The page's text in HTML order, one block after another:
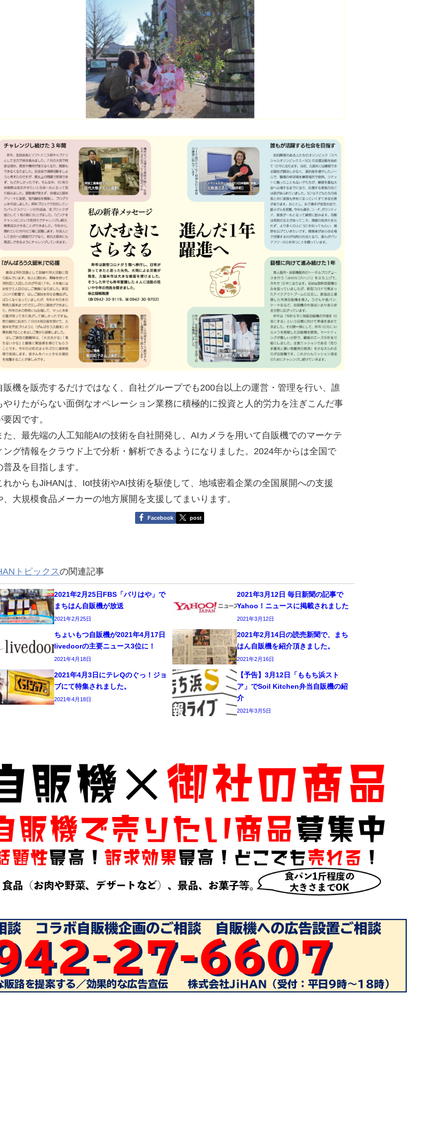
販機を販売するだけではなく、自社グループでも200台以上の運営・管理を行い、誰
やりたがらない面倒なオペレーション業務に積極的に投資と人的労力を注ぎこんだ事
要因です。
た、最先端の人工知能AIの技術を自社開発し、AIカメラを用いて自販機でのマーケテ
ング情報をクラウド上で分析・解析できるようになりました。2024年からは全国で
普及を目指します。
れからもJiHANは、Iot技術やAI技術を駆使して、地域密着企業の全国展開への支援
、大規模食品メーカーの地方展開を支援してまいります。
Facebook post
トピックスの関連記事
2021年2月25日FBS「バリはや」で
まちはん自販機が放送
2021年2月25日
2021年3月12日 毎日新聞の記事で
Yahoo！ニュースに掲載されました
2021年3月12日
ちょいもつ自販機が2021年4月17日
livedoorの主要ニュース3位に！
2021年4月18日
2021年2月14日の読売新聞で、まち
はん自販機を紹介頂きました。
2021年2月16日
2021年4月3日にテレQのぐっ！ジョ
ブにて特集されました。
2021年4月18日
【予告】3月12日「ももち浜スト
ア」でSoil Kitchen弁当自販機の紹
介
2021年3月5日